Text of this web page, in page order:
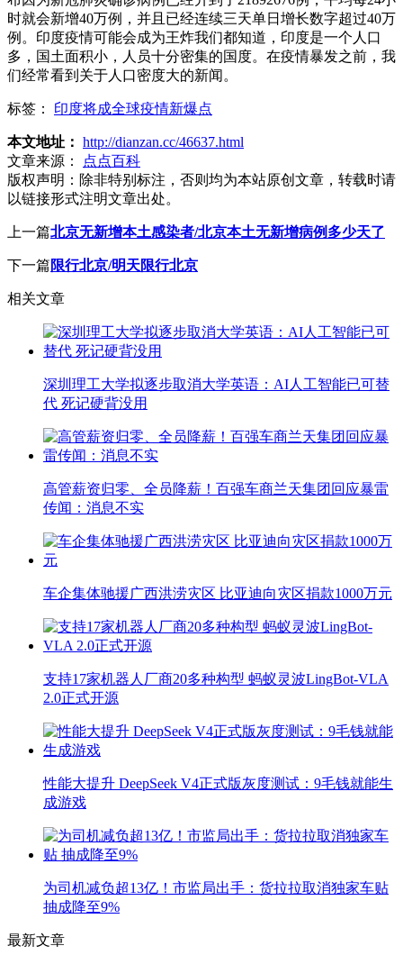
时就会新增40万例，并且已经连续三天单日增长数字超过40万
例。印度疫情可能会成为王炸我们都知道，印度是一个人口
多，国土面积小，人员十分密集的国度。在疫情暴发之前，我
们经常看到关于人口密度大的新闻。
标签： 印度将成全球疫情新爆点
本文地址： http://dianzan.cc/46637.html
文章来源：
点点百科
版权声明： 除非特别标注，否则均为本站原创文章，转载时请
以链接形式注明文章出处。
上一篇北京无新增本土感染者/北京本土无新增病例多少天了
下一篇限行北京/明天限行北京
相关文章
深圳理工大学拟逐步取消大学英语：AI人工智能已可替
代 死记硬背没用
高管薪资归零、全员降薪！百强车商兰天集团回应暴雷
传闻：消息不实
车企集体驰援广西洪涝灾区 比亚迪向灾区捐款1000万元
支持17家机器人厂商20多种构型 蚂蚁灵波LingBot-VLA
2.0正式开源
性能大提升 DeepSeek V4正式版灰度测试：9毛钱就能生
成游戏
为司机减负超13亿！市监局出手：货拉拉取消独家车贴
抽成降至9%
最新文章